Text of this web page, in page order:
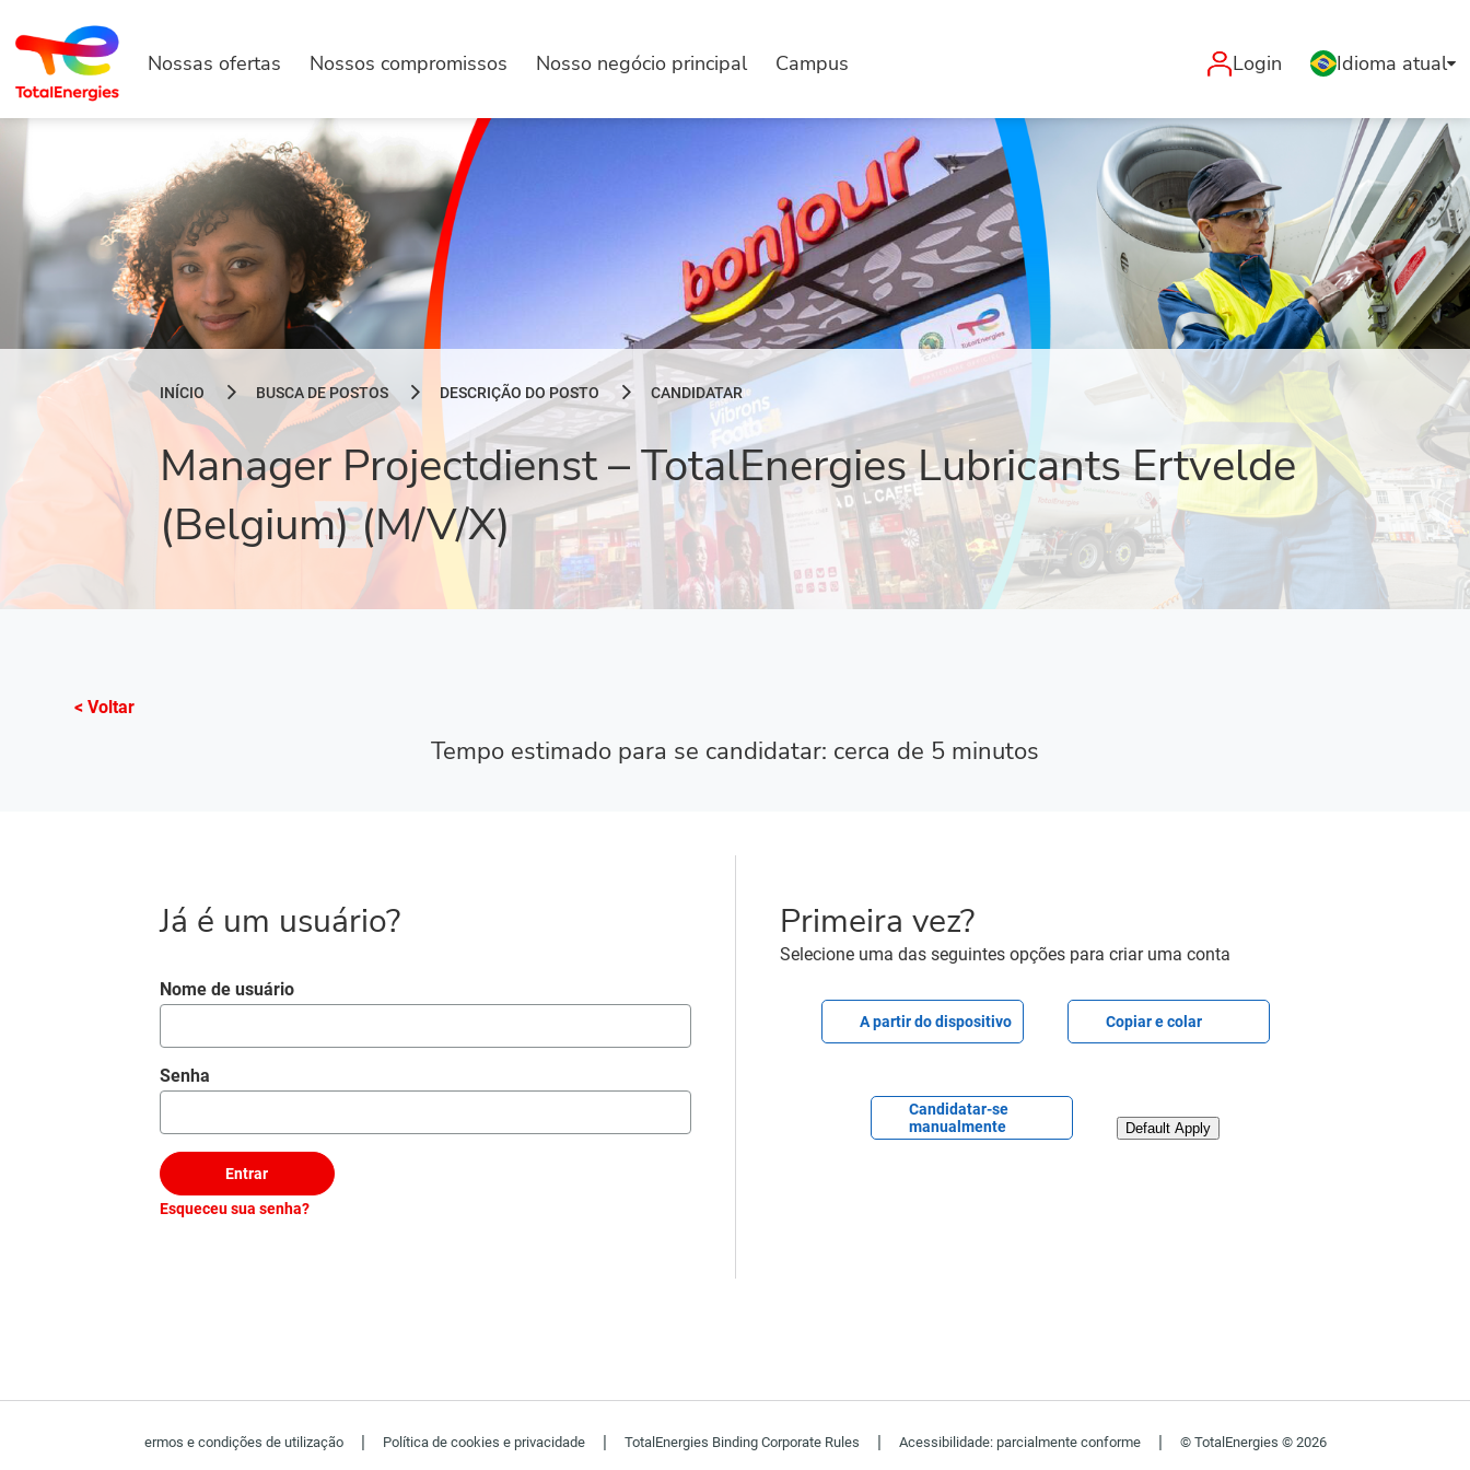
Nossas ofertas Nossos compromissos Nosso negócio principal Campus Login Idioma atual
INÍCIO BUSCA DE POSTOS DESCRIÇÃO DO POSTO CANDIDATAR
Manager Projectdienst – TotalEnergies Lubricants Ertvelde
(Belgium) (M/V/X)
< Voltar
Tempo estimado para se candidatar: cerca de 5 minutos
Já é um usuário?
Login
Nome de usuário
Senha
Entrar
Esqueceu sua senha?
Primeira vez?
Selecione uma das seguintes opções para criar uma conta
A partir do dispositivo Copiar e colar
Candidatar-se
manualmente
Carregar CV posteriormente
Default Apply
Carregar CV do LinkedIn
ermos e condições de utilização Política de cookies e privacidade TotalEnergies Binding Corporate Rules Acessibilidade: parcialmente conforme © TotalEnergies © 2026